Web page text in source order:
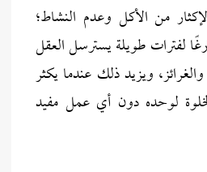
من الأكل وعدم النشاط؛
لفترات طويلة يسترسل العقل
ويزيد ذلك عندما يكثر
لوحده دون أي عمل مفيد